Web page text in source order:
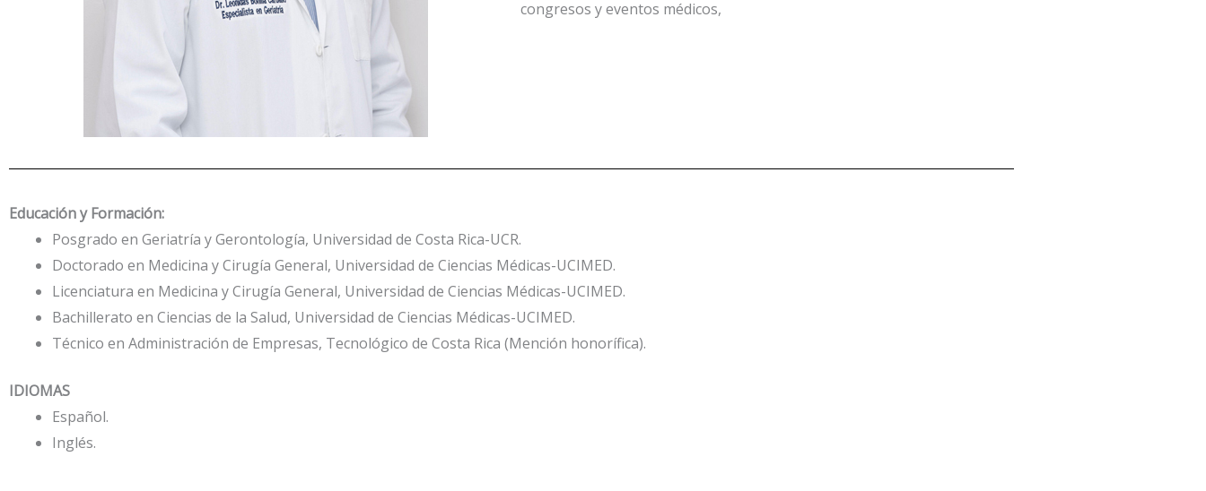
congresos y eventos médicos,
Educación y Formación:
Posgrado en Geriatría y Gerontología, Universidad de Costa Rica-UCR.
Doctorado en Medicina y Cirugía General, Universidad de Ciencias Médicas-UCIMED.
Licenciatura en Medicina y Cirugía General, Universidad de Ciencias Médicas-UCIMED.
Bachillerato en Ciencias de la Salud, Universidad de Ciencias Médicas-UCIMED.
Técnico en Administración de Empresas, Tecnológico de Costa Rica (Mención honorífica).
IDIOMAS
Español.
Inglés.